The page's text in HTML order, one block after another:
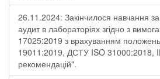
26.11.2024: Закінчилося навчання
аудит в лабораторіях згідно з
17025:2019 з врахуванням
19011:2019, ДСТУ ISO 31000:2018,
рекомендацій".